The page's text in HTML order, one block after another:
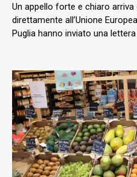
Un appello forte e chiaro
direttamente all’Unione
Puglia hanno inviato una